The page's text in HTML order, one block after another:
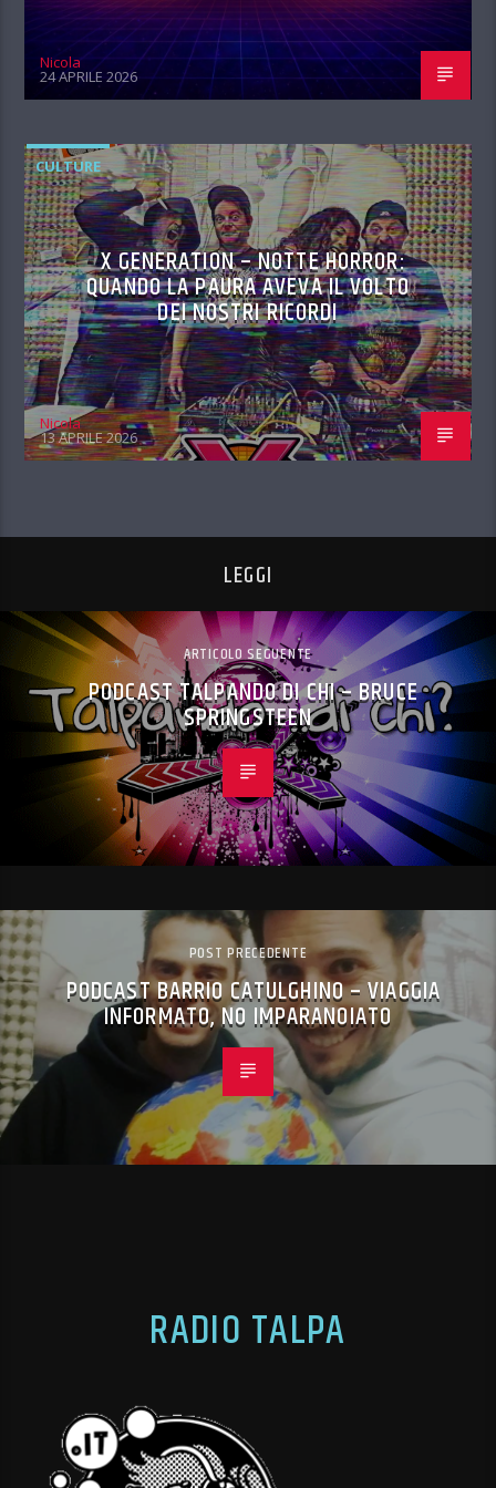
Nicola
24 APRILE 2026
CULTURE
X GENERATION – NOTTE HORROR:
QUANDO LA PAURA AVEVA IL VOLTO
DEI NOSTRI RICORDI
Nicola
13 APRILE 2026
LEGGI
ARTICOLO SEGUENTE
PODCAST TALPANDO DI CHI – BRUCE
SPRINGSTEEN
POST PRECEDENTE
PODCAST BARRIO CATULGHINO – VIAGGIA
INFORMATO, NO IMPARANOIATO
RADIO TALPA